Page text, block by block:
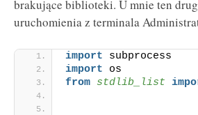
brakujące biblioteki. U mnie ten
uruchomienia z terminala
import subprocess
import os
from stdlib_list